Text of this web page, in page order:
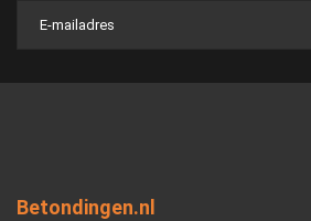
Betondingen.nl